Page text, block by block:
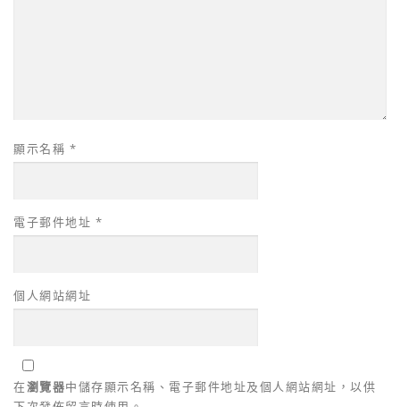
顯示名稱 *
電子郵件地址 *
個人網站網址
在瀏覽器中儲存顯示名稱、電子郵件地址及個人網站網址，以供